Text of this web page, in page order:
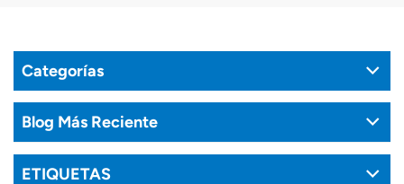
Tiếng Việt
Categorías
Blog Más Reciente
ETIQUETAS